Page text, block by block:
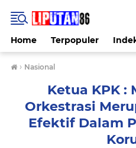
Home Terpopuler
› Nasional
Ketua KPK :
Orkestrasi
Efektif Dalam